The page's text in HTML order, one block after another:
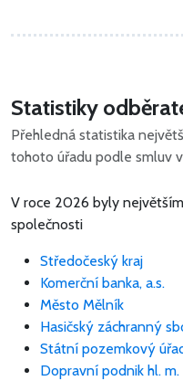
Statistiky
Přehledná statistika
tohoto úřadu podle smluv
V roce 2026 byly
společnosti
Středočeský kraj
Komerční banka, a.s.
Město Mělník
Hasičský záchranný
Státní pozemkový
Dopravní podnik hl.